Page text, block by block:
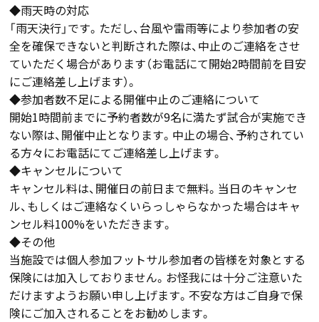
◆雨天時の対応
「雨天決行」です。ただし、台風や雷雨等により参加者の安
全を確保できないと判断された際は、中止のご連絡をさせ
ていただく場合があります（お電話にて開始2時間前を目安
にご連絡差し上げます）。
◆参加者数不足による開催中止のご連絡について
開始1時間前までに予約者数が9名に満たず試合が実施でき
ない際は、開催中止となります。中止の場合、予約されてい
る方々にお電話にてご連絡差し上げます。
◆キャンセルについて
キャンセル料は、開催日の前日まで無料。当日のキャンセ
ル、もしくはご連絡なくいらっしゃらなかった場合はキャ
ンセル料100%をいただきます。
◆その他
当施設では個人参加フットサル参加者の皆様を対象とする
保険には加入しておりません。お怪我には十分ご注意いた
だけますようお願い申し上げます。不安な方はご自身で保
険にご加入されることをお勧めします。